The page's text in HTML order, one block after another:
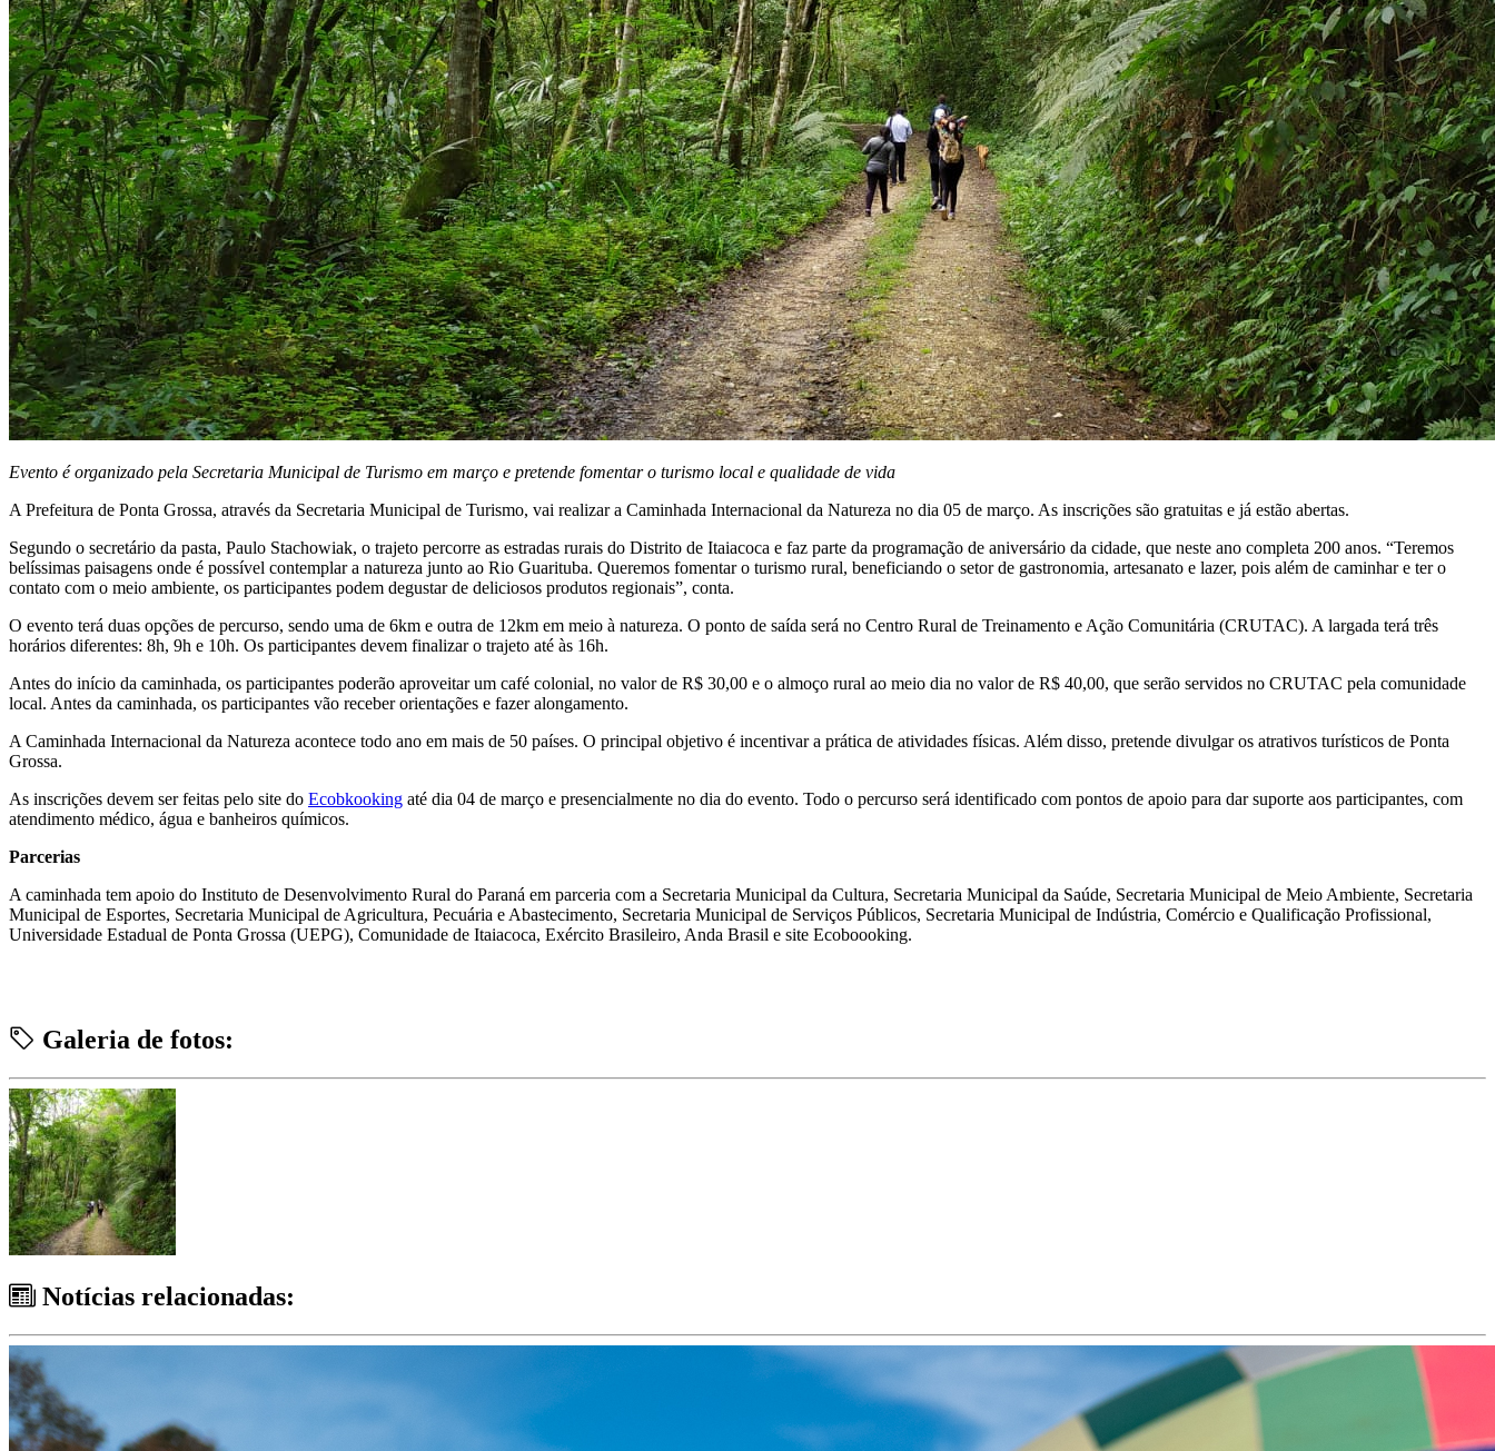
Evento é organizado pela Secretaria Municipal de Turismo em março e pretende fomentar o turismo local e qualidade de vida
A Prefeitura de Ponta Grossa, através da Secretaria Municipal de Turismo, vai realizar a Caminhada Internacional da Natureza no dia 05 de março. As inscrições são gratuitas e já estão abertas.
Segundo o secretário da pasta, Paulo Stachowiak, o trajeto percorre as estradas rurais do Distrito de Itaiacoca e faz parte da programação de aniversário da cidade, que neste ano completa 200 anos. “Teremos
belíssimas paisagens onde é possível contemplar a natureza junto ao Rio Guarituba. Queremos fomentar o turismo rural, beneficiando o setor de gastronomia, artesanato e lazer, pois além de caminhar e ter o
contato com o meio ambiente, os participantes podem degustar de deliciosos produtos regionais”, conta.
O evento terá duas opções de percurso, sendo uma de 6km e outra de 12km em meio à natureza. O ponto de saída será no Centro Rural de Treinamento e Ação Comunitária (CRUTAC). A largada terá três
horários diferentes: 8h, 9h e 10h. Os participantes devem finalizar o trajeto até às 16h.
Antes do início da caminhada, os participantes poderão aproveitar um café colonial, no valor de R$ 30,00 e o almoço rural ao meio dia no valor de R$ 40,00, que serão servidos no CRUTAC pela comunidade
local. Antes da caminhada, os participantes vão receber orientações e fazer alongamento.
A Caminhada Internacional da Natureza acontece todo ano em mais de 50 países. O principal objetivo é incentivar a prática de atividades físicas. Além disso, pretende divulgar os atrativos turísticos de Ponta
Grossa.
As inscrições devem ser feitas pelo site do Ecobkooking até dia 04 de março e presencialmente no dia do evento. Todo o percurso será identificado com pontos de apoio para dar suporte aos participantes, com
atendimento médico, água e banheiros químicos.
Parcerias
A caminhada tem apoio do Instituto de Desenvolvimento Rural do Paraná em parceria com a Secretaria Municipal da Cultura, Secretaria Municipal da Saúde, Secretaria Municipal de Meio Ambiente, Secretaria
Municipal de Esportes, Secretaria Municipal de Agricultura, Pecuária e Abastecimento, Secretaria Municipal de Serviços Públicos, Secretaria Municipal de Indústria, Comércio e Qualificação Profissional,
Universidade Estadual de Ponta Grossa (UEPG), Comunidade de Itaiacoca, Exército Brasileiro, Anda Brasil e site Ecoboooking.
Galeria de fotos:
Notícias relacionadas: